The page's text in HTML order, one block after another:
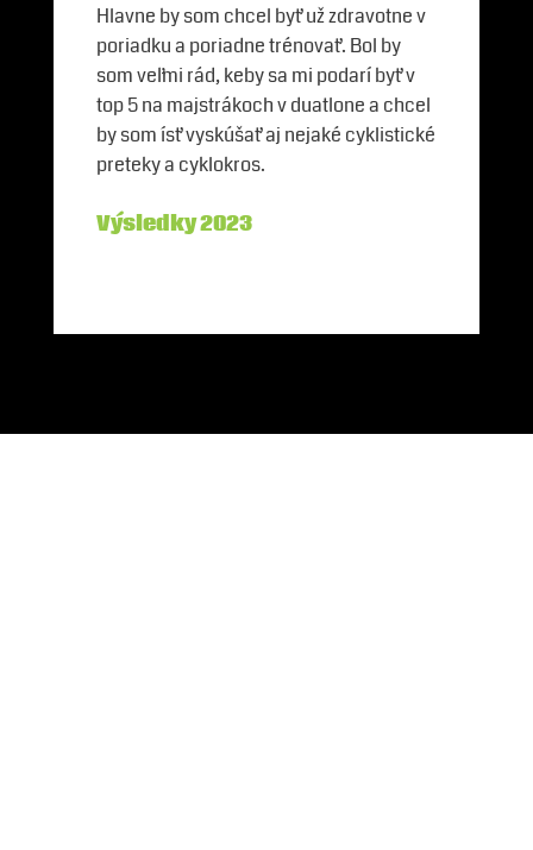
Hlavne by som chcel byť už zdravotne v
poriadku a poriadne trénovať. Bol by
som veľmi rád, keby sa mi podarí byť v
top 5 na majstrákoch v duatlone a chcel
by som ísť vyskúšať aj nejaké cyklistické
preteky a cyklokros.
Výsledky 2023